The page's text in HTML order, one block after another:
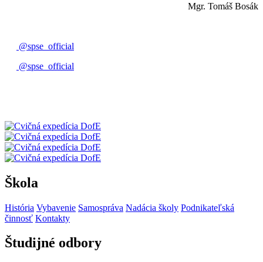
Mgr. Tomáš Bosák
@spse_official
@spse_official
Škola
História Vybavenie Samospráva Nadácia školy Podnikateľská
činnosť Kontakty
Študijné odbory